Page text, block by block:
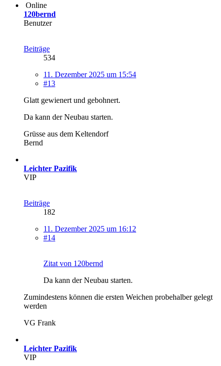
Online
120bernd
Benutzer
Beiträge
534
11. Dezember 2025 um 15:54
#13
Glatt gewienert und gebohnert.
Da kann der Neubau starten.
Grüsse aus dem Keltendorf
Bernd
Leichter Pazifik
VIP
Beiträge
182
11. Dezember 2025 um 16:12
#14
Zitat von 120bernd
Da kann der Neubau starten.
Zumindestens können die ersten Weichen probehalber gelegt
werden
VG Frank
Leichter Pazifik
VIP